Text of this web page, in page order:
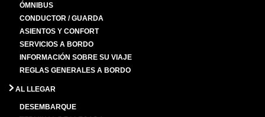
ÓMNIBUS
CONDUCTOR / GUARDA
ASIENTOS Y CONFORT
SERVICIOS A BORDO
INFORMACIÓN SOBRE SU VIAJE
REGLAS GENERALES A BORDO
AL LLEGAR
DESEMBARQUE